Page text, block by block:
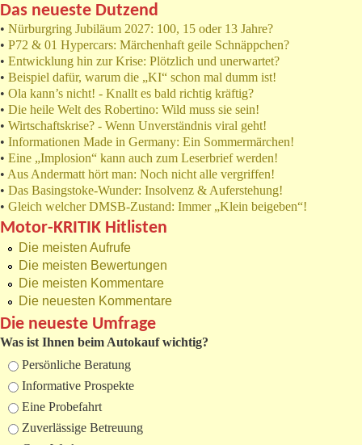
Das neueste Dutzend
• Nürburgring Jubiläum 2027: 100, 15 oder 13 Jahre?
• P72 & 01 Hypercars: Märchenhaft geile Schnäppchen?
• Entwicklung hin zur Krise: Plötzlich und unerwartet?
• Beispiel dafür, warum die „KI“ schon mal dumm ist!
• Ola kann’s nicht! - Knallt es bald richtig kräftig?
• Die heile Welt des Robertino: Wild muss sie sein!
• Wirtschaftskrise? - Wenn Unverständnis viral geht!
• Informationen Made in Germany: Ein Sommermärchen!
• Eine „Implosion“ kann auch zum Leserbrief werden!
• Aus Andermatt hört man: Noch nicht alle vergriffen!
• Das Basingstoke-Wunder: Insolvenz & Auferstehung!
• Gleich welcher DMSB-Zustand: Immer „Klein beigeben“!
Motor-KRITIK Hitlisten
Die meisten Aufrufe
Die meisten Bewertungen
Die meisten Kommentare
Die neuesten Kommentare
Die neueste Umfrage
Was ist Ihnen beim Autokauf wichtig?
Auswahlmöglichkeiten
Persönliche Beratung
Informative Prospekte
Eine Probefahrt
Zuverlässige Betreuung